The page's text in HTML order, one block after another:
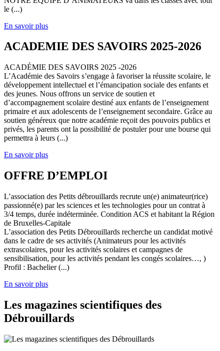
le (...)
En savoir plus
ACADEMIE DES SAVOIRS 2025-2026
ACADÉMIE DES SAVOIRS 2025 -2026
L’Académie des Savoirs s’engage à favoriser la réussite scolaire, le
développement intellectuel et l’émancipation sociale des enfants et
des jeunes. Nous offrons un service de soutien et
d’accompagnement scolaire destiné aux enfants de l’enseignement
primaire et aux adolescents de l’enseignement secondaire. Grâce au
soutien généreux que notre académie reçoit des pouvoirs publics et
privés, les parents ont la possibilité de postuler pour une bourse qui
permettra à leurs (...)
En savoir plus
OFFRE D’EMPLOI
L’association des Petits débrouillards recrute un(e) animateur(rice)
passionné(e) par les sciences et les technologies pour un contrat à
3/4 temps, durée indéterminée. Condition ACS et habitant la Région
de Bruxelles-Capitale
L’association des Petits Débrouillards recherche un candidat motivé
dans le cadre de ses activités (Animateurs pour les activités
extrascolaires, pour les activités scolaires et campagnes de
sensibilisation, pour les activités pendant les congés scolaires…, )
Profil : Bachelier (...)
En savoir plus
Les magazines scientifiques des
Débrouillards